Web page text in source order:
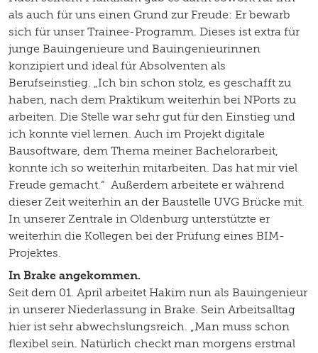
als auch für uns einen Grund zur Freude: Er bewarb
sich für unser Trainee-Programm. Dieses ist extra für
junge Bauingenieure und Bauingenieurinnen
konzipiert und ideal für Absolventen als
Berufseinstieg. „Ich bin schon stolz, es geschafft zu
haben, nach dem Praktikum weiterhin bei NPorts zu
arbeiten. Die Stelle war sehr gut für den Einstieg und
ich konnte viel lernen. Auch im Projekt digitale
Bausoftware, dem Thema meiner Bachelorarbeit,
konnte ich so weiterhin mitarbeiten. Das hat mir viel
Freude gemacht.“ Außerdem arbeitete er während
dieser Zeit weiterhin an der Baustelle UVG Brücke mit.
In unserer Zentrale in Oldenburg unterstützte er
weiterhin die Kollegen bei der Prüfung eines BIM-
Projektes.
In Brake angekommen.
Seit dem 01. April arbeitet Hakim nun als Bauingenieur
in unserer Niederlassung in Brake. Sein Arbeitsalltag
hier ist sehr abwechslungsreich. „Man muss schon
flexibel sein. Natürlich checkt man morgens erstmal